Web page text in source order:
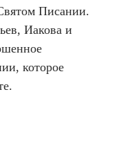
Писании.
Иакова и
которое